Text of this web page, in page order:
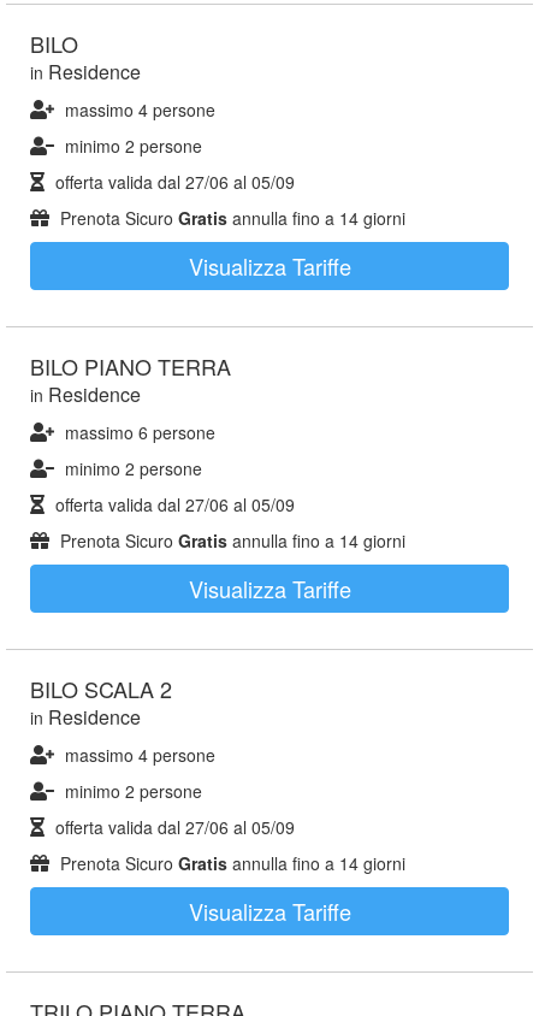
BILO
in Residence
massimo 4 persone
minimo 2 persone
offerta valida dal 27/06 al 05/09
Prenota Sicuro Gratis annulla fino a 14 giorni
Visualizza Tariffe
BILO PIANO TERRA
in Residence
massimo 6 persone
minimo 2 persone
offerta valida dal 27/06 al 05/09
Prenota Sicuro Gratis annulla fino a 14 giorni
Visualizza Tariffe
BILO SCALA 2
in Residence
massimo 4 persone
minimo 2 persone
offerta valida dal 27/06 al 05/09
Prenota Sicuro Gratis annulla fino a 14 giorni
Visualizza Tariffe